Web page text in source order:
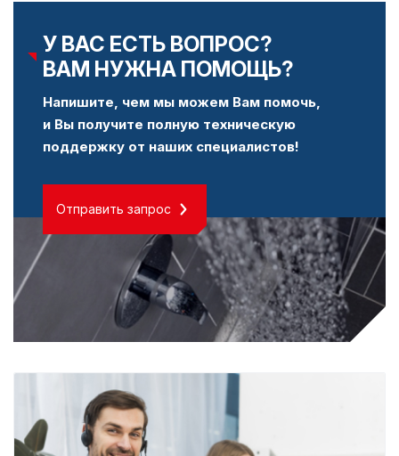
У ВАС ЕСТЬ ВОПРОС?
ВАМ НУЖНА ПОМОЩЬ?
Напишите, чем мы можем Вам помочь,
и Вы получите полную техническую
поддержку от наших специалистов!
Отправить запрос